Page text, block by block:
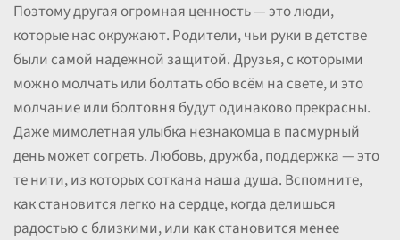
Поэтому другая огромная ценность — это люди,
которые нас окружают. Родители, чьи руки в детстве
были самой надежной защитой. Друзья, с которыми
можно молчать или болтать обо всём на свете, и это
молчание или болтовня будут одинаково прекрасны.
Даже мимолетная улыбка незнакомца в пасмурный
день может согреть. Любовь, дружба, поддержка — это
те нити, из которых соткана наша душа. Вспомните,
как становится легко на сердце, когда делишься
радостью с близкими, или как становится менее